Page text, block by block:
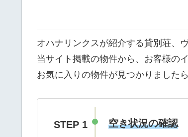
オハナリンクスが紹介する貸別荘、
当サイト掲載の物件から、お客様の
お気に入りの物件が見つかりました
STEP 1 空き状況の確認